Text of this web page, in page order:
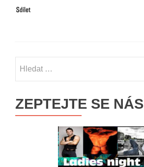
ZEPTEJTE SE NÁS